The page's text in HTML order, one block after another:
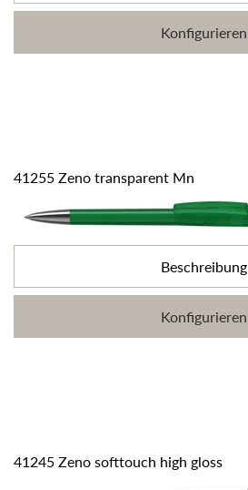
Konfigurieren
41255 Zeno transparent Mn
Beschreibung
Konfigurieren
41245 Zeno softtouch high gloss